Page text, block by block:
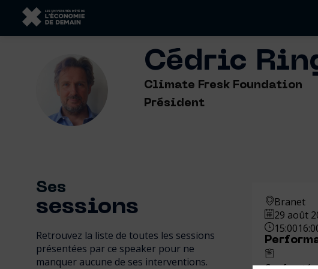
CR
Cédric
Climate Fresk Foundation
Président
Ses
sessions
Retrouvez la liste de toutes les sessions
présentées par ce speaker pour ne
manquer aucune de ses interventions.
Branet
29 août
15:00